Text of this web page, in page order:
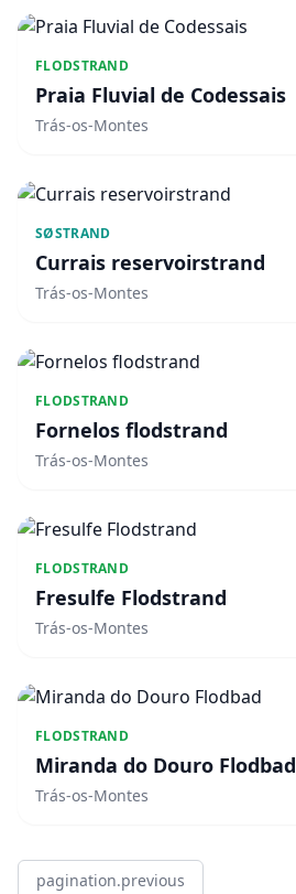
FLODSTRAND
Praia Fluvial de Codessais
Trás-os-Montes
SØSTRAND
Currais reservoirstrand
Trás-os-Montes
FLODSTRAND
Fornelos flodstrand
Trás-os-Montes
FLODSTRAND
Fresulfe Flodstrand
Trás-os-Montes
FLODSTRAND
Miranda do Douro Flodbad
Trás-os-Montes
pagination.previous